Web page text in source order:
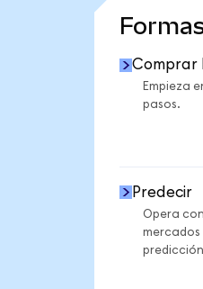
Comprar
Empieza
pasos.
Predecir
Opera con
mercados